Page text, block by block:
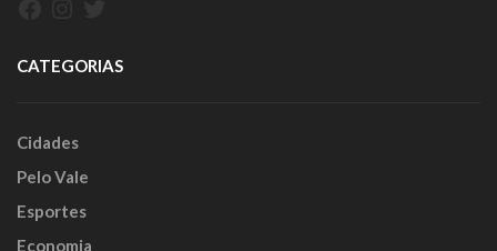
CATEGORIAS
Cidades
Pelo Vale
Esportes
Economia